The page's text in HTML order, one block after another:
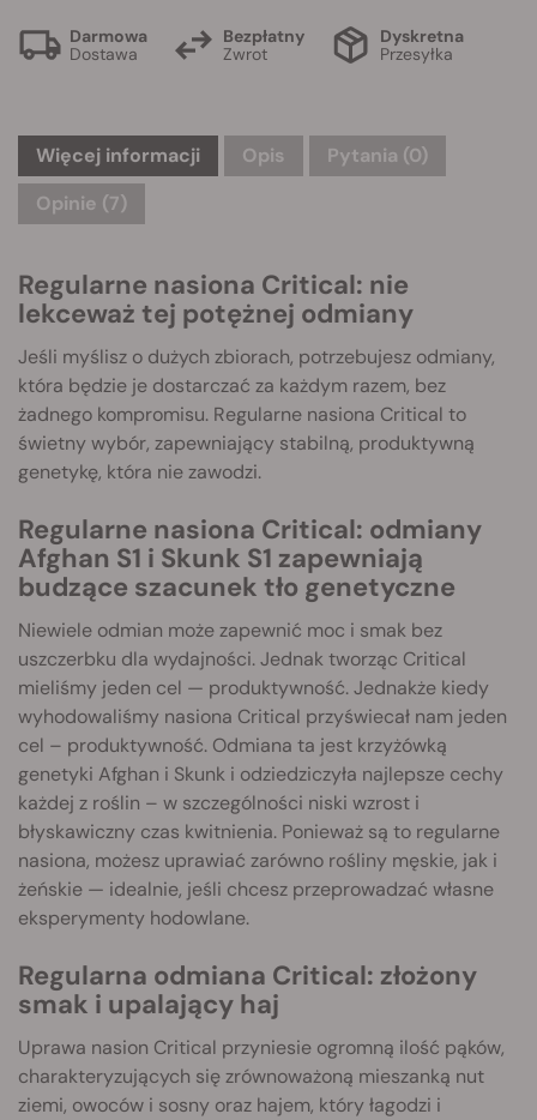
Darmowa
Dostawa
Bezpłatny
Zwrot
Dyskretna
Przesyłka
Więcej informacji Opis Pytania (0)
Opinie (7)
Regularne nasiona Critical: nie
lekceważ tej potężnej odmiany
Jeśli myślisz o dużych zbiorach, potrzebujesz odmiany,
która będzie je dostarczać za każdym razem, bez
żadnego kompromisu. Regularne nasiona Critical to
świetny wybór, zapewniający stabilną, produktywną
genetykę, która nie zawodzi.
Regularne nasiona Critical: odmiany
Afghan S1 i Skunk S1 zapewniają
budzące szacunek tło genetyczne
Niewiele odmian może zapewnić moc i smak bez
uszczerbku dla wydajności. Jednak tworząc Critical
mieliśmy jeden cel — produktywność. Jednakże kiedy
wyhodowaliśmy nasiona Critical przyświecał nam jeden
cel – produktywność. Odmiana ta jest krzyżówką
genetyki Afghan i Skunk i odziedziczyła najlepsze cechy
każdej z roślin – w szczególności niski wzrost i
błyskawiczny czas kwitnienia. Ponieważ są to regularne
nasiona, możesz uprawiać zarówno rośliny męskie, jak i
żeńskie — idealnie, jeśli chcesz przeprowadzać własne
eksperymenty hodowlane.
Regularna odmiana Critical: złożony
smak i upalający haj
Uprawa nasion Critical przyniesie ogromną ilość pąków,
charakteryzujących się zrównoważoną mieszanką nut
ziemi, owoców i sosny oraz hajem, który łagodzi i